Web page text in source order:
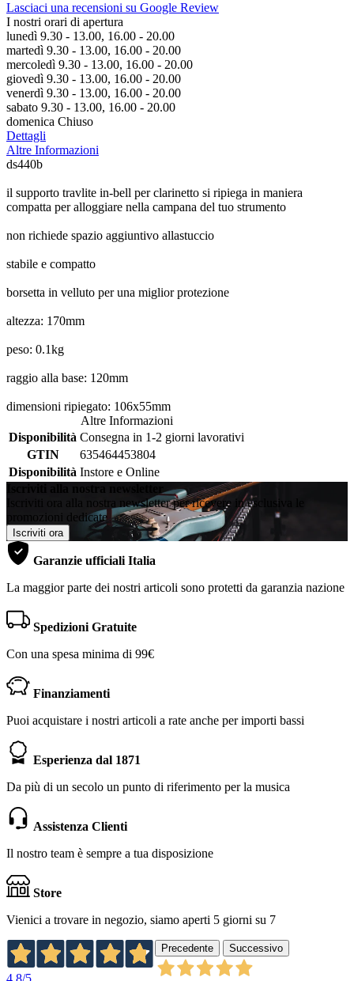
Lasciaci una recensioni su Google Review
I nostri orari di apertura
lunedì 9.30 - 13.00, 16.00 - 20.00
martedì 9.30 - 13.00, 16.00 - 20.00
mercoledì 9.30 - 13.00, 16.00 - 20.00
giovedì 9.30 - 13.00, 16.00 - 20.00
venerdì 9.30 - 13.00, 16.00 - 20.00
sabato 9.30 - 13.00, 16.00 - 20.00
domenica Chiuso
Dettagli
Altre Informazioni
ds440b
il supporto travlite in-bell per clarinetto si ripiega in maniera
compatta per alloggiare nella campana del tuo strumento
non richiede spazio aggiuntivo allastuccio
stabile e compatto
borsetta in velluto per una miglior protezione
altezza: 170mm
peso: 0.1kg
raggio alla base: 120mm
dimensioni ripiegato: 106x55mm
Altre Informazioni
Disponibilità Consegna in 1-2 giorni lavorativi
GTIN
635464453804
Disponibilità Instore e Online
Iscriviti alla nostra newsletter
Iscriviti ora alla nostra newsletter per ricevere in esclusiva le
promozioni dedicate
Iscriviti ora
Garanzie ufficiali Italia
La maggior parte dei nostri articoli sono protetti da garanzia nazione
Spedizioni Gratuite
Con una spesa minima di 99€
Finanziamenti
Puoi acquistare i nostri articoli a rate anche per importi bassi
Esperienza dal 1871
Da più di un secolo un punto di riferimento per la musica
Assistenza Clienti
Il nostro team è sempre a tua disposizione
Store
Vienici a trovare in negozio, siamo aperti 5 giorni su 7
Precedente Successivo